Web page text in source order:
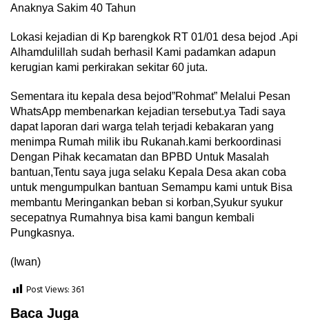
Anaknya Sakim 40 Tahun
Lokasi kejadian di Kp barengkok RT 01/01 desa bejod .Api
Alhamdulillah sudah berhasil Kami padamkan adapun
kerugian kami perkirakan sekitar 60 juta.
Sementara itu kepala desa bejod”Rohmat” Melalui Pesan
WhatsApp membenarkan kejadian tersebut.ya Tadi saya
dapat laporan dari warga telah terjadi kebakaran yang
menimpa Rumah milik ibu Rukanah.kami berkoordinasi
Dengan Pihak kecamatan dan BPBD Untuk Masalah
bantuan,Tentu saya juga selaku Kepala Desa akan coba
untuk mengumpulkan bantuan Semampu kami untuk Bisa
membantu Meringankan beban si korban,Syukur syukur
secepatnya Rumahnya bisa kami bangun kembali
Pungkasnya.
(Iwan)
Post Views:361
Baca Juga